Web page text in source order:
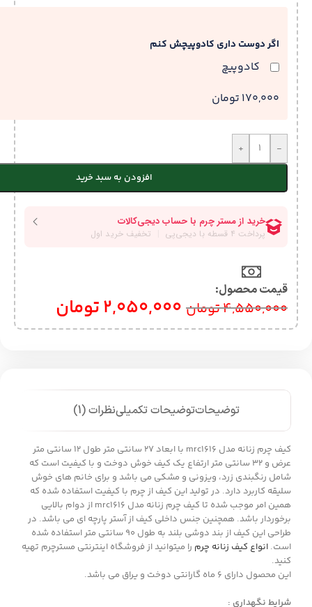
اگر دوست داری کادوپیچش کنم
کادوپیچ
170,000 تومان
-
+
افزودن به سبد خرید
قیمت محصول:​
4,550,000تومان 2,050,000تومان
توضیحاتتوضیحات تکمیلینظرات (1)
کیف چرم زنانه مدل mrc1616 با ابعاد 27 سانتی متر طول 12 سانتی متر
عرض و 32 سانتی متر ارتفاع یک کیف خوش دوخت و با کیفیت است که
شامل رنگبندی زرد، ویزونی و مشکی می باشد و برای خانم های خوش
سلیقه کاربرد دارد. در تولید این کیف از چرم با کیفیت استفاده شده که
همین امر موجب شده تا کیف چرم زنانه مدل mrc1616 از دوام بالایی
برخوردار باشد. همچنین جنس داخلی کیف از آستر پارچه ای می باشد. در
طراحی این کیف از بند دوشی بلند به طول 90 سانتی متر استفاده شده
است. انواع کیف زنانه چرم را میتوانید از فروشگاه اینترنتی مسترچرم تهیه
کنید.
این محصول دارای 6 ماه گارانتی دوخت و یراق می باشد.
شرایط نگهداری :